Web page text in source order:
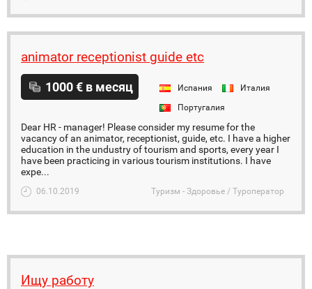
animator receptionist guide etc
1000 € в месяц Испания
Италия
Португалия
Dear HR - manager! Please consider my resume for the
vacancy of an animator, receptionist, guide, etc. I have a higher
education in the undustry of tourism and sports, every year I
have been practicing in various tourism institutions. I have
expe...
06.10.2019 Туризм - Здоровье / Туроператор
Ищу работу